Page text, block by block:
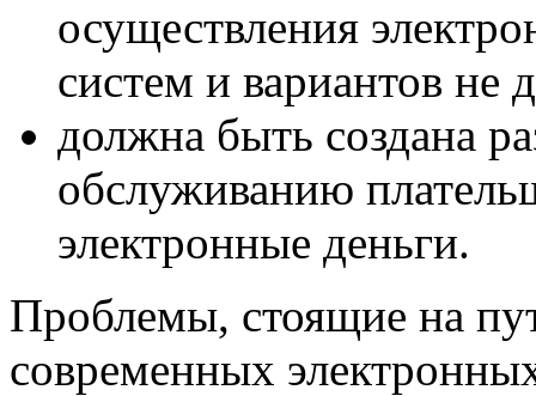
осуществления
систем и вариантов не
должна быть создана
обслуживанию
электронные деньги.
Проблемы, стоящие на
современных